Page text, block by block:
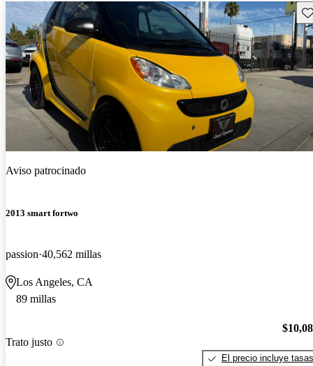
Aviso patrocinado
2013 smart fortwo
passion 40,562 millas
Los Angeles, CA
89 millas
Trato justo
El precio incluye tasas